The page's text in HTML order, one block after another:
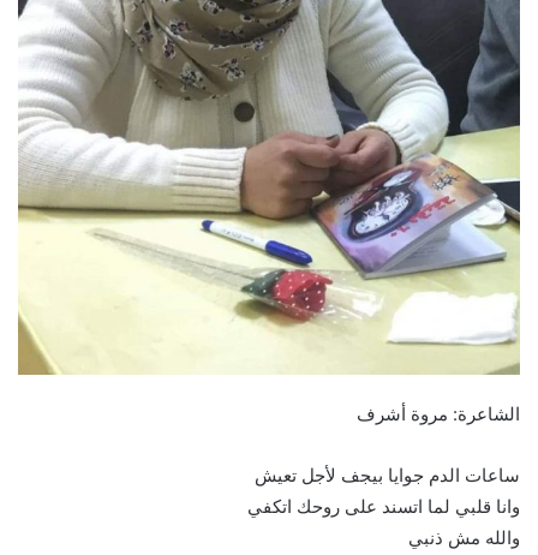
الشاعرة: مروة أشرف
ساعات الدم جوايا بيجف لأجل تعيش
وانا قلبي لما اتسند على روحك اتكفي
والله مش ذنبي